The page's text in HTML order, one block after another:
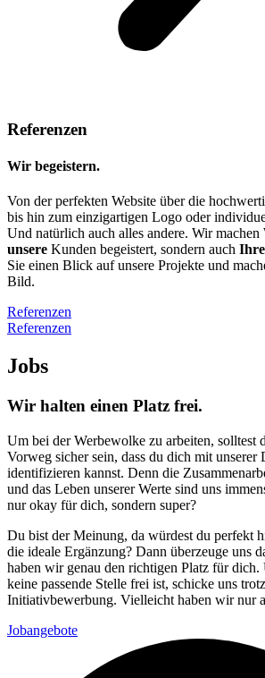
Referenzen
Wir begeistern.
Von der perfekten Website über die
bis hin zum einzigartigen Logo oder
Und natürlich auch alles andere. Wir
unsere Kunden begeistert, sondern auch Ihre
Sie einen Blick auf unsere Projekte und
Bild.
Referenzen
Referenzen
Jobs
Wir halten einen Platz frei.
Um bei der Werbewolke zu arbeiten, solltest
Vorweg sicher sein, dass du dich mit
identifizieren kannst. Denn die
und das Leben unserer Werte sind uns
nur okay für dich, sondern super?
Du bist der Meinung, da würdest du perfekt
die ideale Ergänzung? Dann überzeuge uns
haben wir genau den richtigen Platz für dich.
keine passende Stelle frei ist, schicke uns
Initiativbewerbung. Vielleicht haben wir nur
Jobangebote